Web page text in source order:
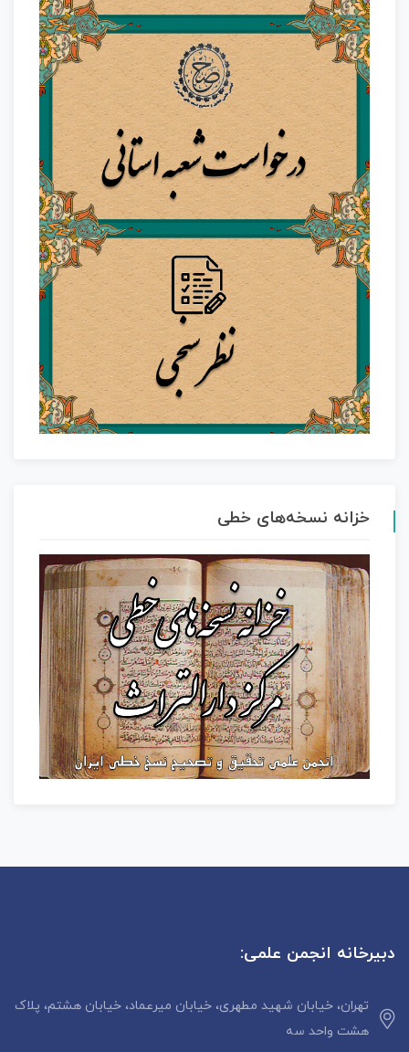
خزانه نسخه‌های خطی
دبیرخانه انجمن علمی:
تهران، خیابان شهید مطهری، خیابان میرعماد، خیابان هشتم، پلاک
هشت واحد سه